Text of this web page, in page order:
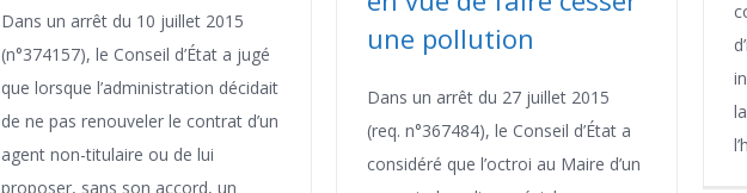
Dans un arrêt du 10 juillet 2015
(n°374157), le Conseil d’État a jugé
que lorsque l’administration décidait
de ne pas renouveler le contrat d’un
agent non-titulaire ou de lui
proposer, sans son accord, un
une pollution
Dans un arrêt du 27 juillet 2015
(req. n°367484), le Conseil d’État a
considéré que l’octroi au Maire d’un